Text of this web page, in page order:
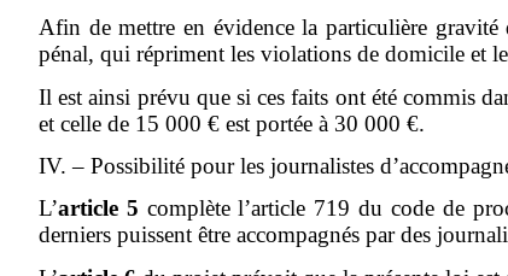
Afin de mettre en évidence la particulière gravité
pénal, qui répriment les violations de domicile et
Il est ainsi prévu que si ces faits ont été commis
et celle de 15 000 € est portée à 30 000 €.
IV. – Possibilité pour les journalistes
L’article 5 complète l’article 719 du code de
derniers puissent être accompagnés par des